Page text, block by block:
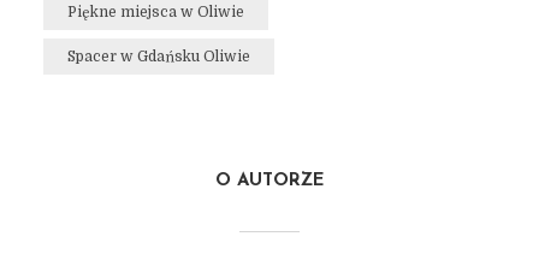
Piękne miejsca w Oliwie
Spacer w Gdańsku Oliwie
O AUTORZE